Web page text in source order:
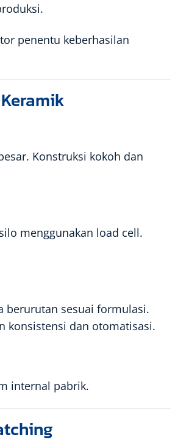
penentu keberhasilan
Konstruksi kokoh dan
menggunakan load cell.
berurutan sesuai formulasi.
konsistensi dan otomatisasi.
internal pabrik.